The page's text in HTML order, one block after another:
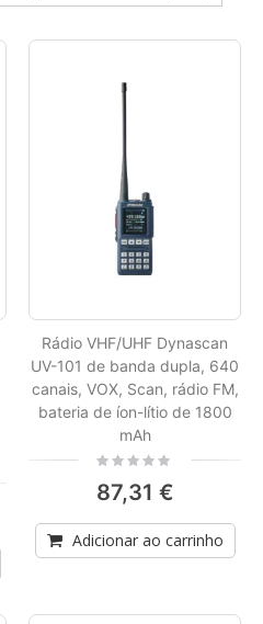
Rádio VHF/UHF Dynascan
UV-101 de banda dupla, 640
canais, VOX, Scan, rádio FM,
bateria de íon-lítio de 1800
mAh
Rating:
87,31 €
Adicionar ao carrinho